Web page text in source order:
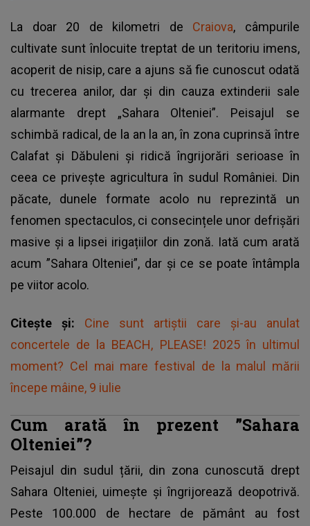
La doar 20 de kilometri de Craiova, câmpurile
cultivate sunt înlocuite treptat de un teritoriu imens,
acoperit de nisip, care a ajuns să fie cunoscut odată
cu trecerea anilor, dar și din cauza extinderii sale
alarmante drept „Sahara Olteniei”. Peisajul se
schimbă radical, de la an la an, în zona cuprinsă între
Calafat și Dăbuleni și ridică îngrijorări serioase în
ceea ce privește agricultura în sudul României. Din
păcate, dunele formate acolo nu reprezintă un
fenomen spectaculos, ci consecințele unor defrișări
masive și a lipsei irigațiilor din zonă. Iată cum arată
acum ”Sahara Olteniei”, dar și ce se poate întâmpla
pe viitor acolo.
Citește și: Cine sunt artiștii care și-au anulat
concertele de la BEACH, PLEASE! 2025 în ultimul
moment? Cel mai mare festival de la malul mării
începe mâine, 9 iulie
Cum arată în prezent ”Sahara
Olteniei”?
Peisajul din sudul țării, din zona cunoscută drept
Sahara Olteniei, uimește și îngrijorează deopotrivă.
Peste 100.000 de hectare de pământ au fost